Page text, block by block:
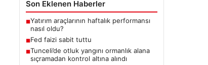
Son Eklenen Haberler
■Yatırım araçlarının haftalık performansı
nasıl oldu?
■Fed faizi sabit tuttu
■Tunceli’de otluk yangını ormanlık alana
sıçramadan kontrol altına alındı